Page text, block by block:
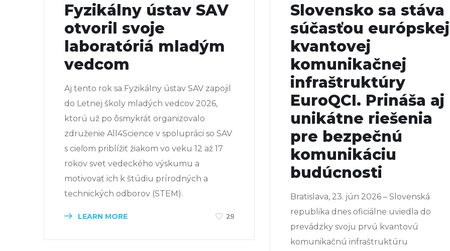
Fyzikálny ústav SAV
otvoril svoje
laboratóriá mladým
vedcom
Aj tento rok sa Fyzikálny ústav SAV zapojil
do Letnej školy mladých vedcov 2026,
ktorú už po ôsmykrát organizovalo
združenie All4Science v spolupráci so SAV
s cieľom priblížiť žiakom vo veku 12 až 17
rokov svet vedeckého výskumu a
motivovať ich k štúdiu prírodných a
technických odborov (STEM).
LEARN MORE 29
Slovensko sa stáva
súčasťou európskej
kvantovej
komunikačnej
infraštruktúry
EuroQCI. Prináša aj
unikátne riešenia
pre bezpečnú
komunikáciu
budúcnosti
Bratislava, 23. jún 2026 – Slovenská
republika dnes oficiálne uviedla do
prevádzky svoju prvú kvantovú
komunikačnú infraštruktúru